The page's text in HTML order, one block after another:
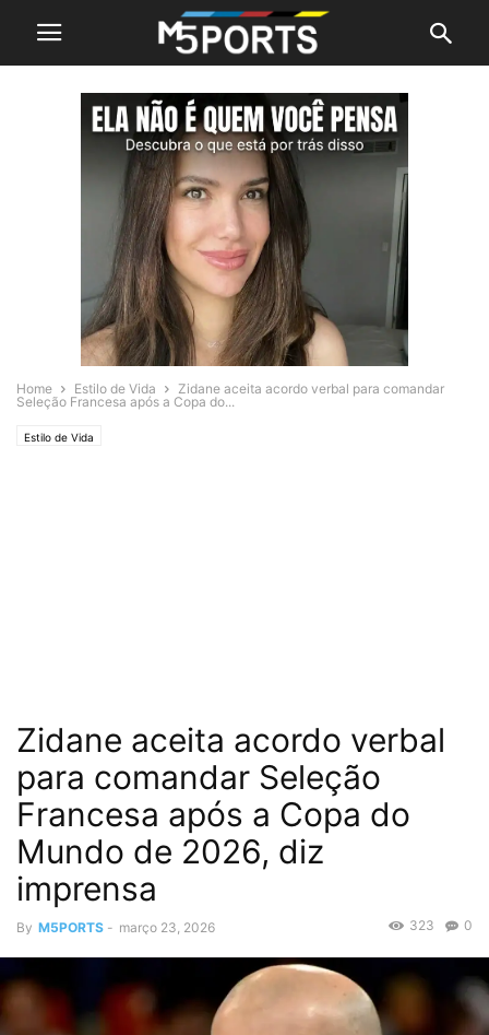
Home Estilo de Vida
Zidane aceita acordo verbal para comandar
Seleção Francesa após a Copa do...
Estilo de Vida
Zidane aceita acordo verbal
para comandar Seleção
Francesa após a Copa do
Mundo de 2026, diz
imprensa
By M5PORTS - março 23, 2026 0
323